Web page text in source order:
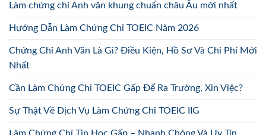
Làm chứng chỉ Anh văn khung chuẩn châu Âu mới nhất
Hướng Dẫn Làm Chứng Chỉ TOEIC Năm 2026
Chứng Chỉ Anh Văn Là Gì? Điều Kiện, Hồ Sơ Và Chi Phí Mới
Nhất
Cần Làm Chứng Chỉ TOEIC Gấp Để Ra Trường, Xin Việc?
Sự Thật Về Dịch Vụ Làm Chứng Chỉ TOEIC IIG